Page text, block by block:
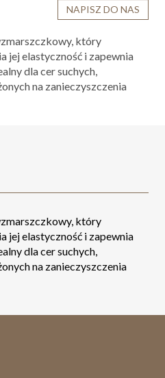
NAPISZ DO NAS
który
jej elastyczność i zapewnia
dla cer suchych,
na zanieczyszczenia
który
jej elastyczność i zapewnia
dla cer suchych,
na zanieczyszczenia